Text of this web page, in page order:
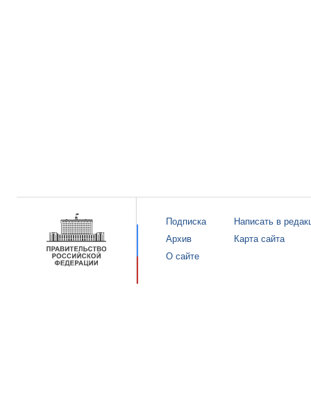
Подписка
Архив
О сайте
Написать в
Карта сайта